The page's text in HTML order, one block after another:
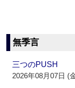
無季言
三つのPUSH
2026年08月07日 (